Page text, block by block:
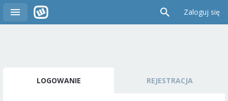
Zaloguj się
LOGOWANIE REJESTRACJA